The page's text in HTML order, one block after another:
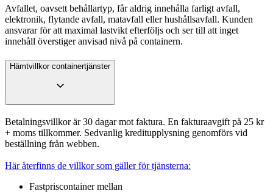
Avfallet, oavsett behållartyp, får aldrig innehålla farligt avfall,
elektronik, flytande avfall, matavfall eller hushållsavfall. Kunden
ansvarar för att maximal lastvikt efterföljs och ser till att inget
innehåll överstiger anvisad nivå på containern.
Hämtvillkor containertjänster
Betalningsvillkor är 30 dagar mot faktura. En fakturaavgift på 25 kr
+ moms tillkommer. Sedvanlig kreditupplysning genomförs vid
beställning från webben.
Här återfinns de villkor som gäller för tjänsterna:
Fastpriscontainer mellan